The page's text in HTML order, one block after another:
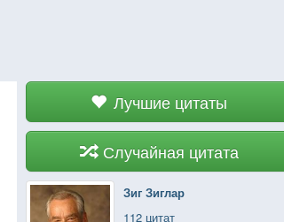
Лучшие цитаты
Случайная цитата
Зиг Зиглар
112 цитат